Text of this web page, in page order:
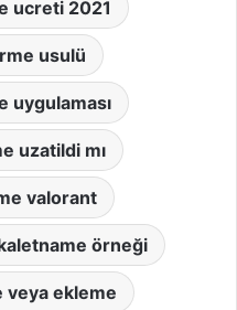
ucreti 2021
usulü
uygulaması
uzatildi mı
valorant
örneği
ekleme